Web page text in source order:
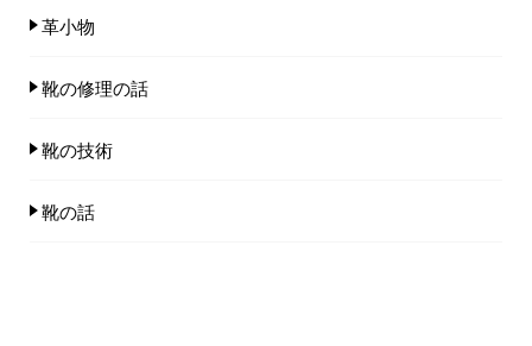
革小物
靴の修理の話
靴の技術
靴の話